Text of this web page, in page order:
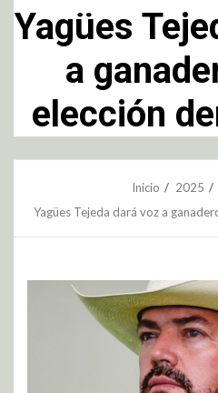
Yagües
a
elección
Inicio 2025
Yagües Tejeda dará voz a